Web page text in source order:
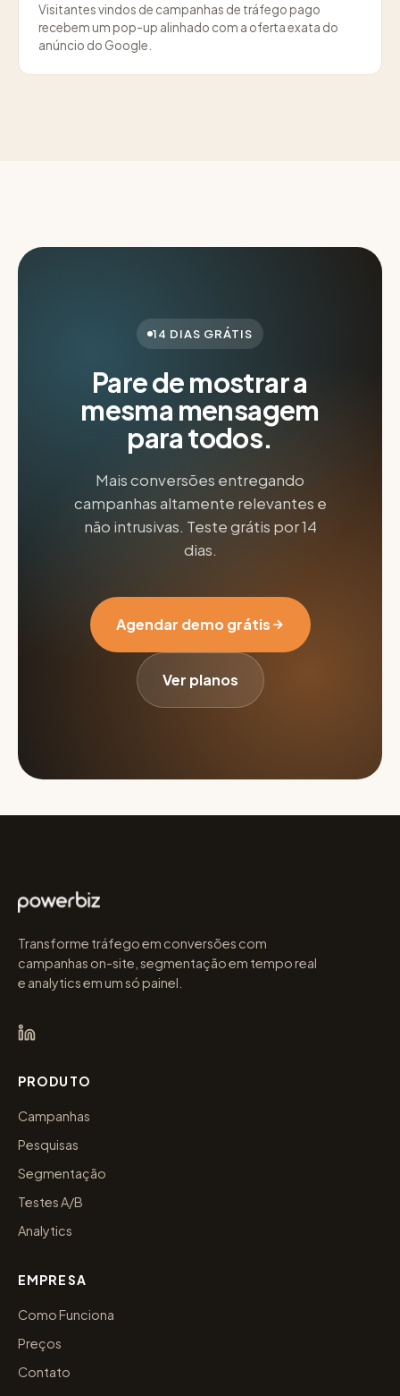
Visitantes vindos de campanhas de tráfego pago
recebem um pop-up alinhado com a oferta exata do
anúncio do Google.
14 DIAS GRÁTIS
Pare de mostrar a
mesma mensagem
para todos.
Mais conversões entregando
campanhas altamente relevantes e
não intrusivas. Teste grátis por 14
dias.
Agendar demo grátis
Ver planos
Transforme tráfego em conversões com
campanhas on-site, segmentação em tempo real
e analytics em um só painel.
PRODUTO
Campanhas
Pesquisas
Segmentação
Testes A/B
Analytics
EMPRESA
Como Funciona
Preços
Contato